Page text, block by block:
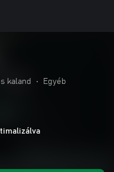
kaland • Egyéb